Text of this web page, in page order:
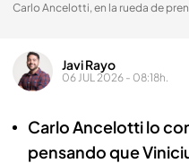
Carlo Ancelotti, en la rueda de
Javi Rayo
06 JUL 2026 - 08:18h.
Carlo Ancelotti lo
pensando que